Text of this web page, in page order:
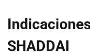
SHADDAI